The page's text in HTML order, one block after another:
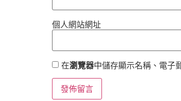
個人網站網址
在瀏覽器中儲存顯示名稱、電子